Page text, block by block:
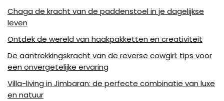
Chaga de kracht van de paddenstoel in je dagelijkse
leven
Ontdek de wereld van haakpakketten en creativiteit
De aantrekkingskracht van de reverse cowgirl: tips voor
een onvergetelijke ervaring
Villa-living in Jimbaran: de perfecte combinatie van luxe
en natuur